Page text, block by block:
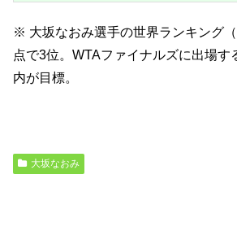
※ 大坂なおみ選手の世界ランキング
点で3位。WTAファイナルズに出場す
内が目標。
大坂なおみ